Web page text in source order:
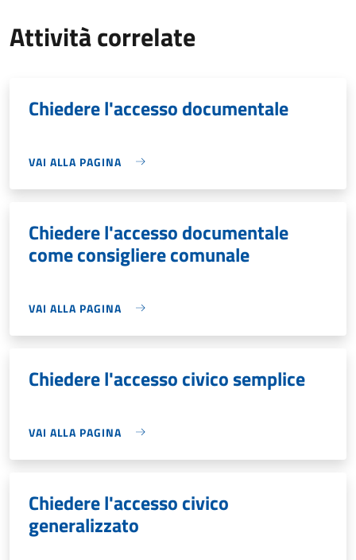
Attività correlate
Chiedere l'accesso documentale
VAI ALLA PAGINA
Chiedere l'accesso documentale
come consigliere comunale
VAI ALLA PAGINA
Chiedere l'accesso civico semplice
VAI ALLA PAGINA
Chiedere l'accesso civico
generalizzato